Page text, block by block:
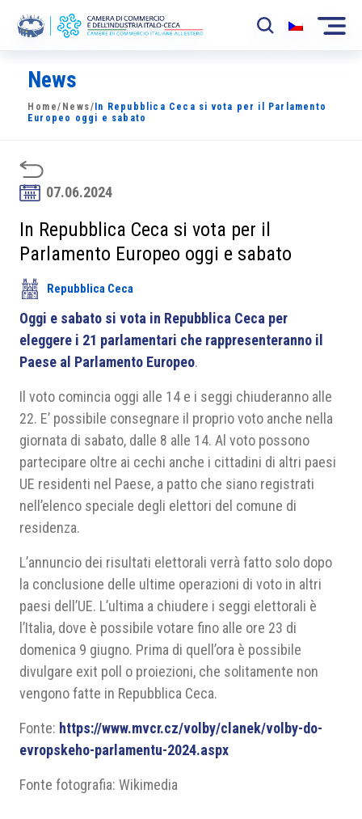
La Camera
News
Sviluppo Mercato
Soci
Partner
Progetti
Area riservata
News
Home/ News/ In Repubblica Ceca si vota per il Parlamento
Europeo oggi e sabato
07.06.2024
In Repubblica Ceca si vota per il
Parlamento Europeo oggi e sabato
Repubblica Ceca
Oggi e sabato si vota in Repubblica Ceca per
eleggere i 21 parlamentari che rappresenteranno il
Paese al Parlamento Europeo.
Il voto comincia oggi alle 14 e i seggi chiuderanno alle
22. E’ possibile consegnare il proprio voto anche nella
giornata di sabato, dalle 8 alle 14. Al voto possono
partecipare oltre ai cechi anche i cittadini di altri paesi
UE residenti nel Paese, a patto che siano registrati
nell’elenco speciale degli elettori del comune di
residenza.
L’annuncio dei risultati elettorali verrà fatto solo dopo
la conclusione delle ultime operazioni di voto in altri
paesi dell’UE. L’ultima a chiudere i seggi elettorali è
l’Italia, dove è possibile votare fino alle ore 23 di
domenica 9 giugno. Prima di quell’ora è possibile
divulgare exit poll o proiezioni, che solitamente non
vengono fatte in Repubblica Ceca.
Fonte: https://www.mvcr.cz/volby/clanek/volby-do-
evropskeho-parlamentu-2024.aspx
Fonte fotografia: Wikimedia